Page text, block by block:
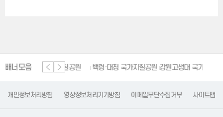
배너모음
단양 세계지질공원 백령·대청 국가지질공원 강원고생대 국가지질공원
개인정보처리방침 영상정보처리기기방침 이메일무단수집거부 사이트맵